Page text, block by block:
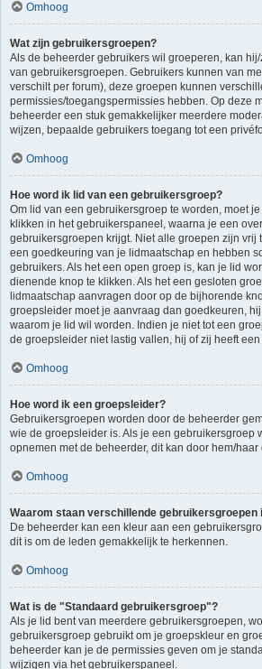
Omhoog
Wat zijn gebruikersgroepen?
Als de beheerder gebruikers wil groeperen, kan
van gebruikersgroepen. Gebruikers kunnen van
verschilt per forum), deze groepen kunnen
permissies/toegangspermissies hebben. Op deze
beheerder een stuk gemakkelijker meerdere
wijzen, bepaalde gebruikers toegang tot een
Omhoog
Hoe word ik lid van een gebruikersgroep?
Om lid van een gebruikersgroep te worden, moet
klikken in het gebruikerspaneel, waarna je een
gebruikersgroepen krijgt. Niet alle groepen zijn vrij
een goedkeuring van je lidmaatschap en hebben
gebruikers. Als het een open groep is, kan je lid
dienende knop te klikken. Als het een gesloten
lidmaatschap aanvragen door op de bijhorende
groepsleider moet je aanvraag dan goedkeuren,
waarom je lid wil worden. Indien je niet tot een
de groepsleider niet lastig vallen, hij of zij heeft
Omhoog
Hoe word ik een groepsleider?
Gebruikersgroepen worden door de beheerder
wie de groepsleider is. Als je een gebruikersgroep
opnemen met de beheerder, dit kan door hem/
Omhoog
Waarom staan verschillende gebruikersgroepen
De beheerder kan een kleur aan een
dit is om de leden gemakkelijk te herkennen.
Omhoog
Wat is de "Standaard gebruikersgroep"?
Als je lid bent van meerdere gebruikersgroepen,
gebruikersgroep gebruikt om je groepskleur en
beheerder kan je de permissies geven om je
wijzigen via het gebruikerspaneel.